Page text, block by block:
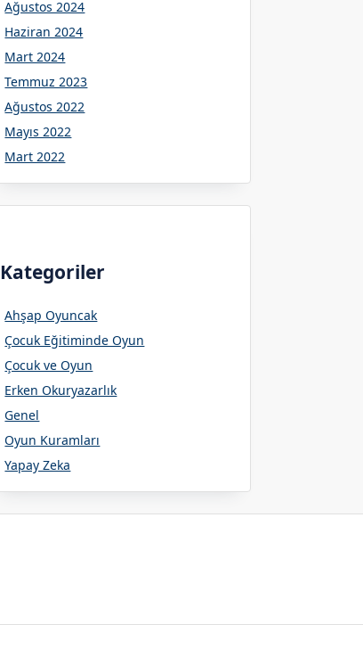
Ağustos 2024
Haziran 2024
Mart 2024
Temmuz 2023
Ağustos 2022
Mayıs 2022
Mart 2022
Kategoriler
Ahşap Oyuncak
Çocuk Eğitiminde Oyun
Çocuk ve Oyun
Erken Okuryazarlık
Genel
Oyun Kuramları
Yapay Zeka